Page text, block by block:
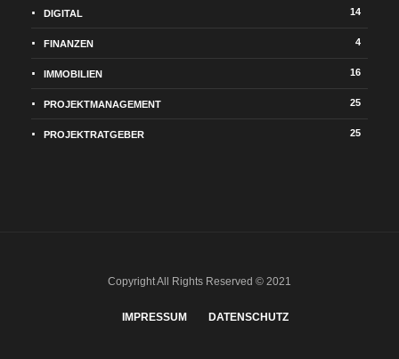
DIGITAL 14
FINANZEN 4
IMMOBILIEN 16
PROJEKTMANAGEMENT 25
PROJEKTRATGEBER 25
Copyright All Rights Reserved © 2021
IMPRESSUM DATENSCHUTZ